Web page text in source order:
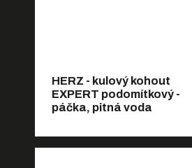
HERZ - kulový kohout
EXPERT podomítkový -
páčka, pitná voda